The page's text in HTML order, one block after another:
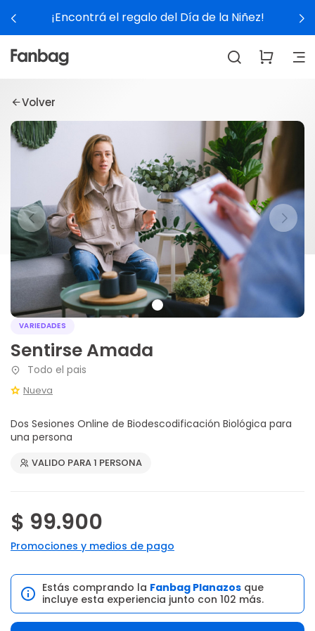
¡Encontrá el regalo del Día de la Niñez!
Volver
VARIEDADES
Sentirse Amada
Todo el pais
Nueva
Dos Sesiones Online de Biodescodificación Biológica para
una persona
VALIDO PARA 1 PERSONA
$ 99.900
Promociones y medios de pago
Estás comprando la Fanbag Planazos que
incluye esta experiencia junto con 102 más.